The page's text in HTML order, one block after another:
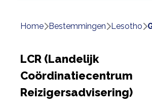
Home bestemmingen lesotho
LCR (Landelijk
Coördinatiecentrum
Reizigersadvisering)